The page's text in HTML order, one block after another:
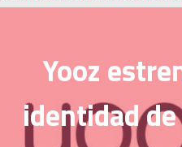
Yooz
identidad